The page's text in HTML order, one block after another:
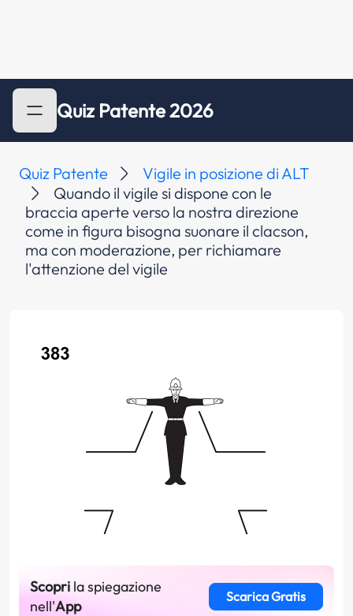
Quiz Patente 2026
Quiz Patente
Vigile in posizione di ALT
Quando il vigile si dispone con le
braccia aperte verso la nostra direzione
come in figura bisogna suonare il clacson,
ma con moderazione, per richiamare
l'attenzione del vigile
Scopri la spiegazione
nell'App
Scarica Gratis